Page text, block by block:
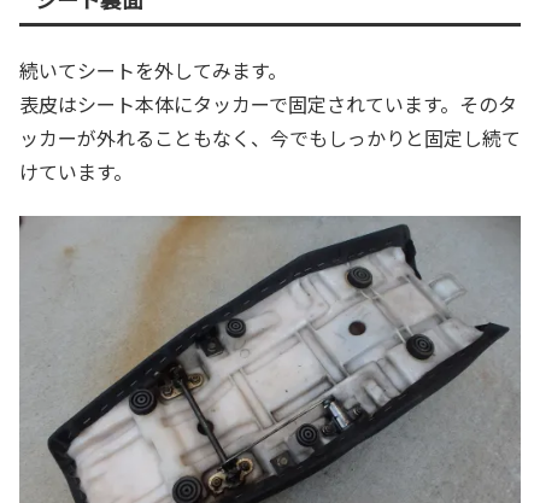
続いてシートを外してみます。
表皮はシート本体にタッカーで固定されています。そのタ
ッカーが外れることもなく、今でもしっかりと固定し続て
けています。